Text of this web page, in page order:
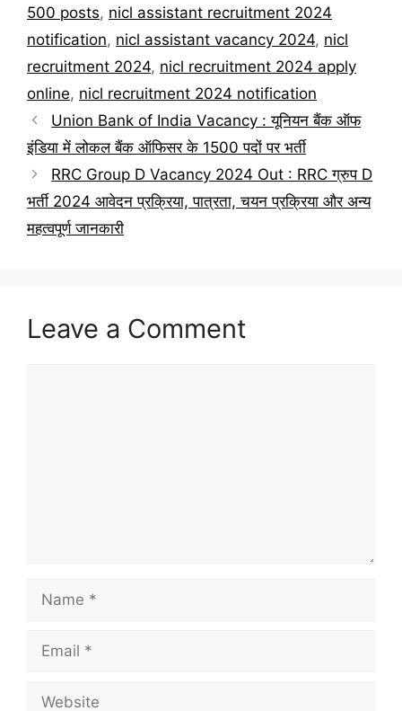
500 posts, nicl assistant recruitment 2024
notification, nicl assistant vacancy 2024, nicl
recruitment 2024, nicl recruitment 2024 apply
online, nicl recruitment 2024 notification
Union Bank of India Vacancy : यूनियन बैंक ऑफ
इंडिया में लोकल बैंक ऑफिसर के 1500 पदों पर भर्ती
RRC Group D Vacancy 2024 Out : RRC ग्रुप D
भर्ती 2024 आवेदन प्रक्रिया, पात्रता, चयन प्रक्रिया और अन्य
महत्वपूर्ण जानकारी
Leave a Comment